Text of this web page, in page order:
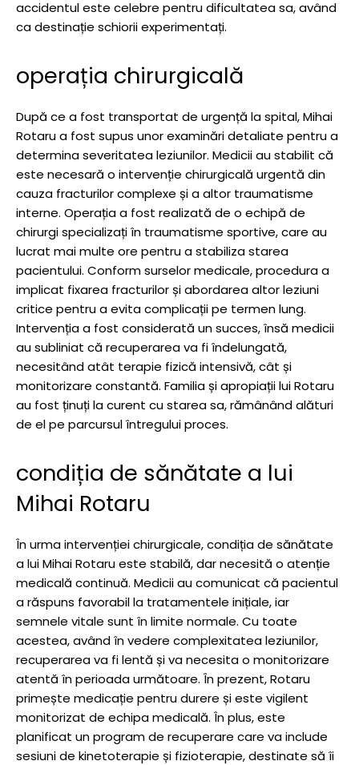
accidentul este celebre pentru dificultatea sa, având
ca destinație schiorii experimentați.
operația chirurgicală
După ce a fost transportat de urgență la spital, Mihai
Rotaru a fost supus unor examinări detaliate pentru a
determina severitatea leziunilor. Medicii au stabilit că
este necesară o intervenție chirurgicală urgentă din
cauza fracturilor complexe și a altor traumatisme
interne. Operația a fost realizată de o echipă de
chirurgi specializați în traumatisme sportive, care au
lucrat mai multe ore pentru a stabiliza starea
pacientului. Conform surselor medicale, procedura a
implicat fixarea fracturilor și abordarea altor leziuni
critice pentru a evita complicații pe termen lung.
Intervenția a fost considerată un succes, însă medicii
au subliniat că recuperarea va fi îndelungată,
necesitând atât terapie fizică intensivă, cât și
monitorizare constantă. Familia și apropiații lui Rotaru
au fost ținuți la curent cu starea sa, rămânând alături
de el pe parcursul întregului proces.
condiția de sănătate a lui
Mihai Rotaru
În urma intervenției chirurgicale, condiția de sănătate
a lui Mihai Rotaru este stabilă, dar necesită o atenție
medicală continuă. Medicii au comunicat că pacientul
a răspuns favorabil la tratamentele inițiale, iar
semnele vitale sunt în limite normale. Cu toate
acestea, având în vedere complexitatea leziunilor,
recuperarea va fi lentă și va necesita o monitorizare
atentă în perioada următoare. În prezent, Rotaru
primește medicație pentru durere și este vigilent
monitorizat de echipa medicală. În plus, este
planificat un program de recuperare care va include
sesiuni de kinetoterapie și fizioterapie, destinate să îi